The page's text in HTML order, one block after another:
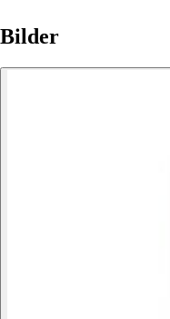
Bilder